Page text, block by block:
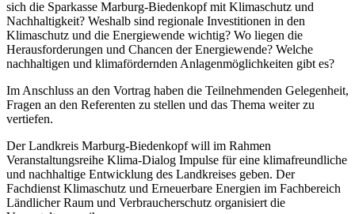
sich die Sparkasse Marburg-Biedenkopf mit Klimaschutz und
Nachhaltigkeit? Weshalb sind regionale Investitionen in den
Klimaschutz und die Energiewende wichtig? Wo liegen die
Herausforderungen und Chancen der Energiewende? Welche
nachhaltigen und klimafördernden Anlagenmöglichkeiten gibt es?
Im Anschluss an den Vortrag haben die Teilnehmenden Gelegenheit,
Fragen an den Referenten zu stellen und das Thema weiter zu
vertiefen.
Der Landkreis Marburg-Biedenkopf will im Rahmen
Veranstaltungsreihe Klima-Dialog Impulse für eine klimafreundliche
und nachhaltige Entwicklung des Landkreises geben. Der
Fachdienst Klimaschutz und Erneuerbare Energien im Fachbereich
Ländlicher Raum und Verbraucherschutz organisiert die